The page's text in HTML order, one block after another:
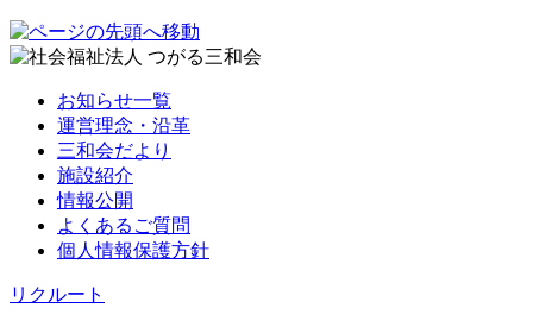
お知らせ一覧
運営理念・沿革
三和会だより
施設紹介
情報公開
よくあるご質問
個人情報保護方針
リクルート